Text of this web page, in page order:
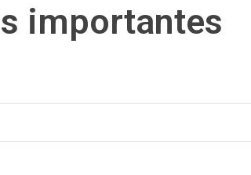
importantes